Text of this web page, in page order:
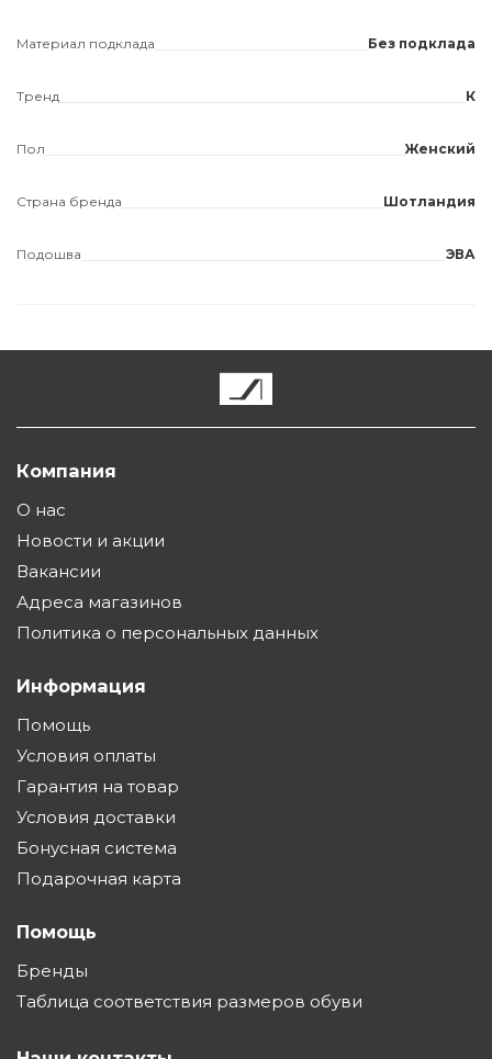
Материал подклада Без подклада
Тренд К
Пол Женский
Страна бренда Шотландия
Подошва ЭВА
Компания
О нас
Новости и акции
Вакансии
Адреса магазинов
Политика о персональных данных
Информация
Помощь
Условия оплаты
Гарантия на товар
Условия доставки
Бонусная система
Подарочная карта
Помощь
Бренды
Таблица соответствия размеров обуви